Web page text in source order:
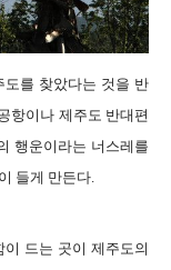
도를 찾았다는 것을 반
항이나 제주도 반대편
행운이라는 너스레를
들게 만든다.
드는 곳이 제주도의